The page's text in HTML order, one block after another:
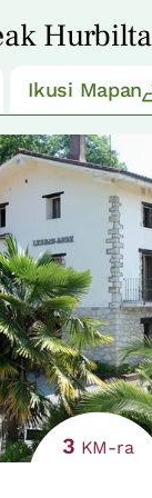
Ikusi Mapan
3 KM-ra